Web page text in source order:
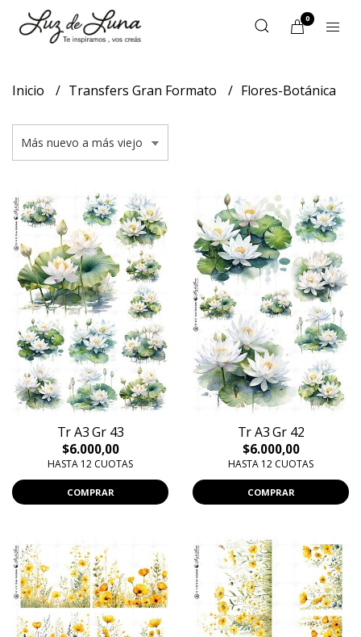
0
Inicio Transfers Gran Formato Flores-Botánica
Tr A3 Gr 43
$6.000,00
HASTA 12 CUOTAS
COMPRAR
Tr A3 Gr 42
$6.000,00
HASTA 12 CUOTAS
COMPRAR